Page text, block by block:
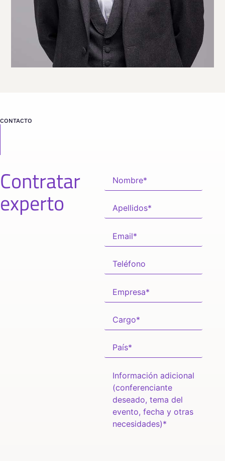
CONTACTO
Contratar
experto